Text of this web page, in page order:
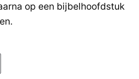
op een bijbelhoofdstuk